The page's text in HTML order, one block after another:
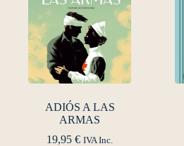
ADIÓS A LAS
ARMAS
19,95€ IVA Inc.